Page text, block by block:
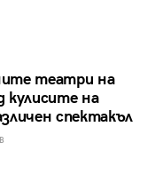
театри на
кулисите на
спектакъл